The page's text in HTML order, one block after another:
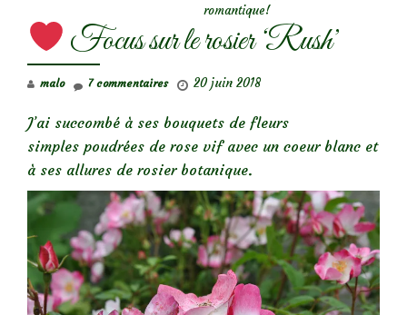
romantique!
Focus sur le rosier ‘Rush’
malo 20 juin 2018
7 commentaires
J’ai succombé à ses bouquets de fleurs
simples poudrées de rose vif avec un coeur blanc et
à ses allures de rosier botanique.